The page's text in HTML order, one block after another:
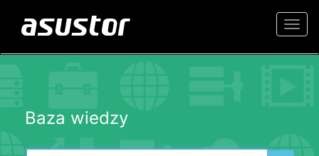
Baza wiedzy